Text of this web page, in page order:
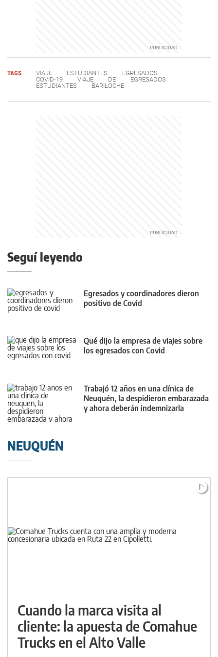
TAGS VIAJE ESTUDIANTES
EGRESADOS
COVID-19
VIAJE DE
EGRESADOS
ESTUDIANTES
BARILOCHE
Seguí leyendo
Egresados y coordinadores dieron
positivo de Covid
Qué dijo la empresa de viajes sobre
los egresados con Covid
Trabajó 12 años en una clínica de
Neuquén, la despidieron embarazada
y ahora deberán indemnizarla
NEUQUÉN
Cuando la marca visita al
cliente: la apuesta de Comahue
Trucks en el Alto Valle